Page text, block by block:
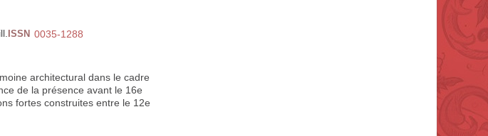
ISSN 0035-1288
architectural dans le cadre
de la présence avant le 16e
fortes construites entre le 12e